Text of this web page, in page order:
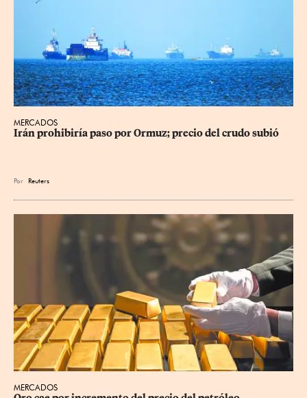
MERCADOS
Irán prohibiría paso por Ormuz; precio del crudo subió
Por Reuters
MERCADOS